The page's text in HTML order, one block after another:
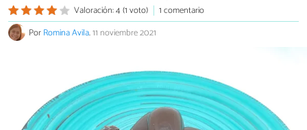
Valoración: 4 (1 voto)
1 comentario
PorRomina Avila.11 noviembre 2021